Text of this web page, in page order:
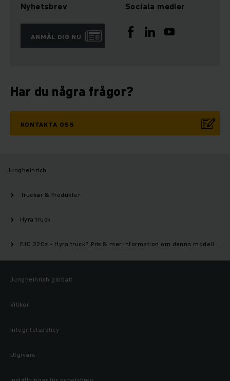
Nyhetsbrev
ANMÄL DIG NU
Sociala medier
Har du några frågor?
KONTAKTA OSS
Jungheinrich
Truckar & Produkter
Hyra truck
EJC 220z - Hyra truck? Pris & mer information om denna modell | Jungheinrich
Jungheinrich globalt
Villkor
Integritetspolicy
Utgivare